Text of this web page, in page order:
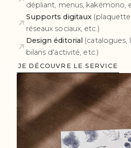
dépliant, menus, kakémono,
Supports digitaux
réseaux sociaux, etc.)
Design éditorial (catalogues,
bilans d'activité, etc.)
JE DÉCOUVRE LE SERVICE